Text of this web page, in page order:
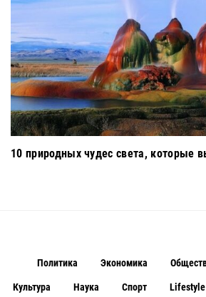
10 природных чудес света, которые
Политика Экономика
Культура Наука Спорт Lifestyle